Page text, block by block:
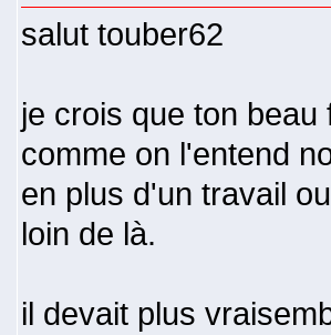
salut touber62
je crois que ton
comme on l'entend
en plus d'un travail
loin de là.
il devait plus